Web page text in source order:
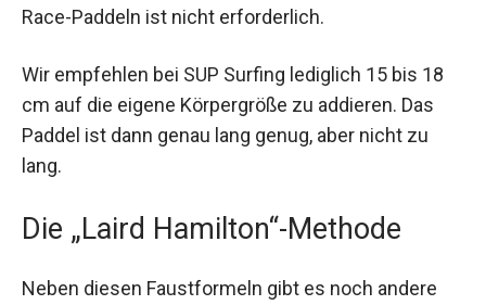
Race-Paddeln ist nicht erforderlich.
Wir empfehlen bei SUP Surfing lediglich 15 bis 18
cm auf die eigene Körpergröße zu addieren. Das
Paddel ist dann genau lang genug, aber nicht zu
lang.
Die „Laird Hamilton“-Methode
Neben diesen Faustformeln gibt es noch andere